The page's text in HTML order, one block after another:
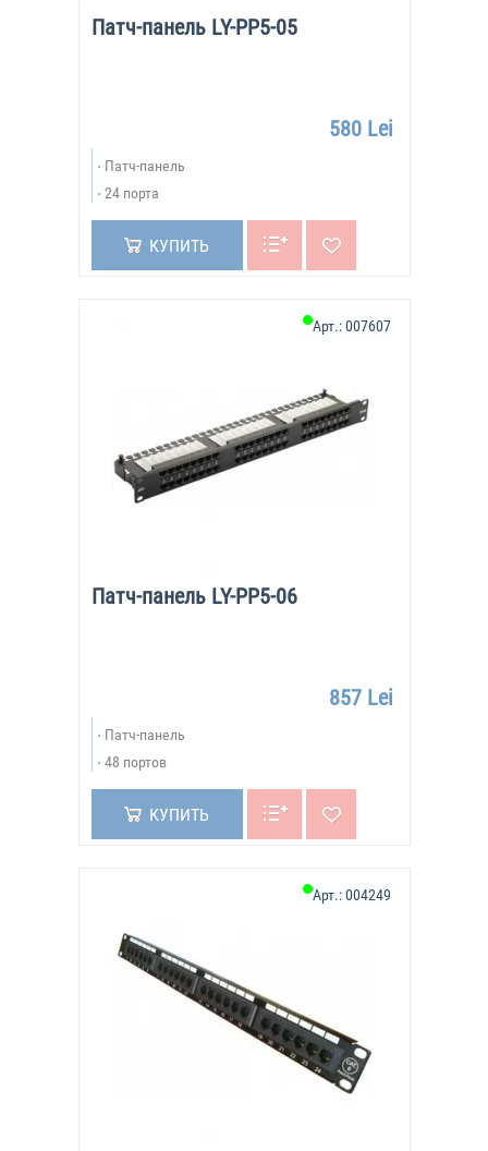
Патч-панель LY-PP5-05
580 Lei
Патч-панель
24 порта
КУПИТЬ
Патч-панель LY-PP5-06
Арт.:007607
857 Lei
Патч-панель
48 портов
КУПИТЬ
Арт.:004249